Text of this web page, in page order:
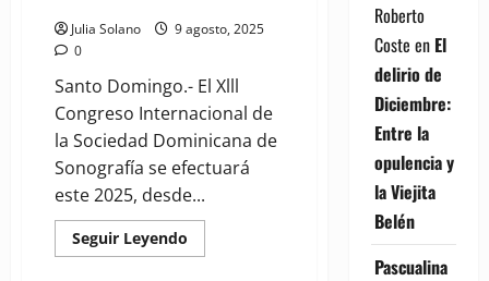
Julia Solano
9 agosto, 2025
0
Santo Domingo.- El Xlll
Congreso Internacional de
la Sociedad Dominicana de
Sonografía se efectuará
este 2025, desde...
Seguir Leyendo
more
Roberto
Coste en El
delirio de
Diciembre:
Entre la
opulencia y
la Viejita
Belén
Pascualina